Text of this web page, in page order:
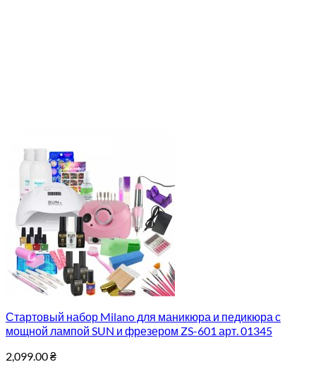
Стартовый набор Milano для маникюра и педикюра с
мощной лампой SUN и фрезером ZS-601 арт. 01345
2,099.00₴